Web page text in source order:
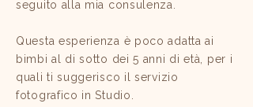
seguito alla mia consulenza.
Questa esperienza è poco adatta ai
bimbi al di sotto dei 5 anni di età, per i
quali ti suggerisco il servizio
fotografico in Studio.